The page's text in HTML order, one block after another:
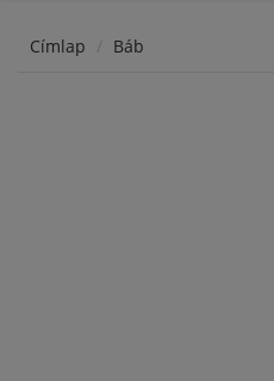
Címlap Báb